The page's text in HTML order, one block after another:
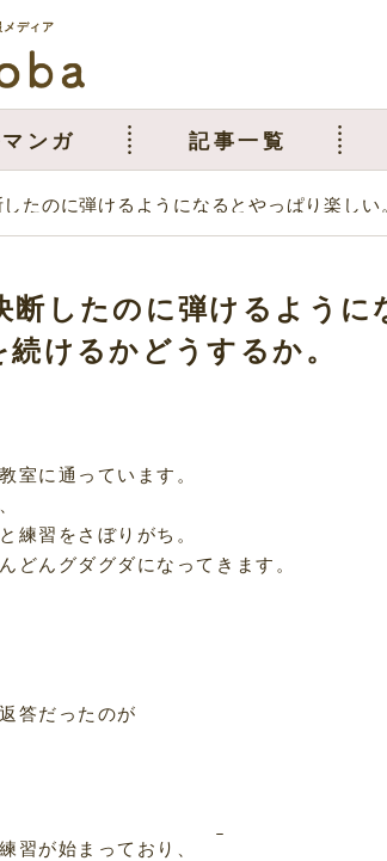
ディア
ンガ 記事一覧
たのに弾けるようになるとやっぱり楽しい
断したのに弾けるように
けるかどうするか。
室に通っています。
練習をさぼりがち。
どんグダグダになってきます。
答だったのが
習が始まっており、